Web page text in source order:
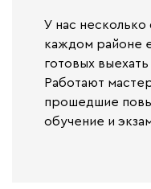
У нас несколько
каждом районе
готовых
Работают
прошедшие
обучение и